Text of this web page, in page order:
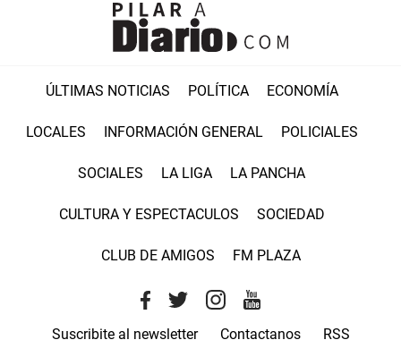
ÚLTIMAS NOTICIAS POLÍTICA ECONOMÍA
LOCALES INFORMACIÓN GENERAL POLICIALES
SOCIALES LA LIGA LA PANCHA
CULTURA Y ESPECTACULOS SOCIEDAD
CLUB DE AMIGOS FM PLAZA
Suscribite al newsletter Contactanos RSS